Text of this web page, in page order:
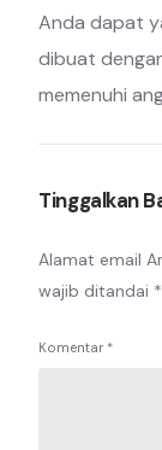
Anda dapat
dibuat
memenuhi
Tinggalkan
Alamat email
wajib ditandai *
Komentar *